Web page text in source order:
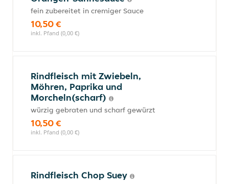
fein zubereitet in cremiger Sauce
10,50 €
inkl. Pfand (0,00 €)
Rindfleisch mit Zwiebeln,
Möhren, Paprika und
Morcheln(scharf)
würzig gebraten und scharf gewürzt
10,50 €
inkl. Pfand (0,00 €)
Rindfleisch Chop Suey